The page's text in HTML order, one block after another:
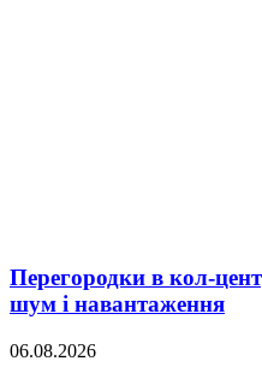
Перегородки в кол-
шум і навантаження
06.08.2026